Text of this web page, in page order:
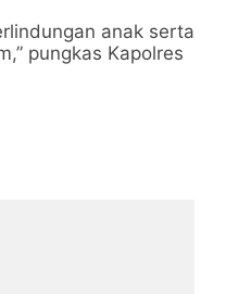
anak serta
pungkas Kapolres